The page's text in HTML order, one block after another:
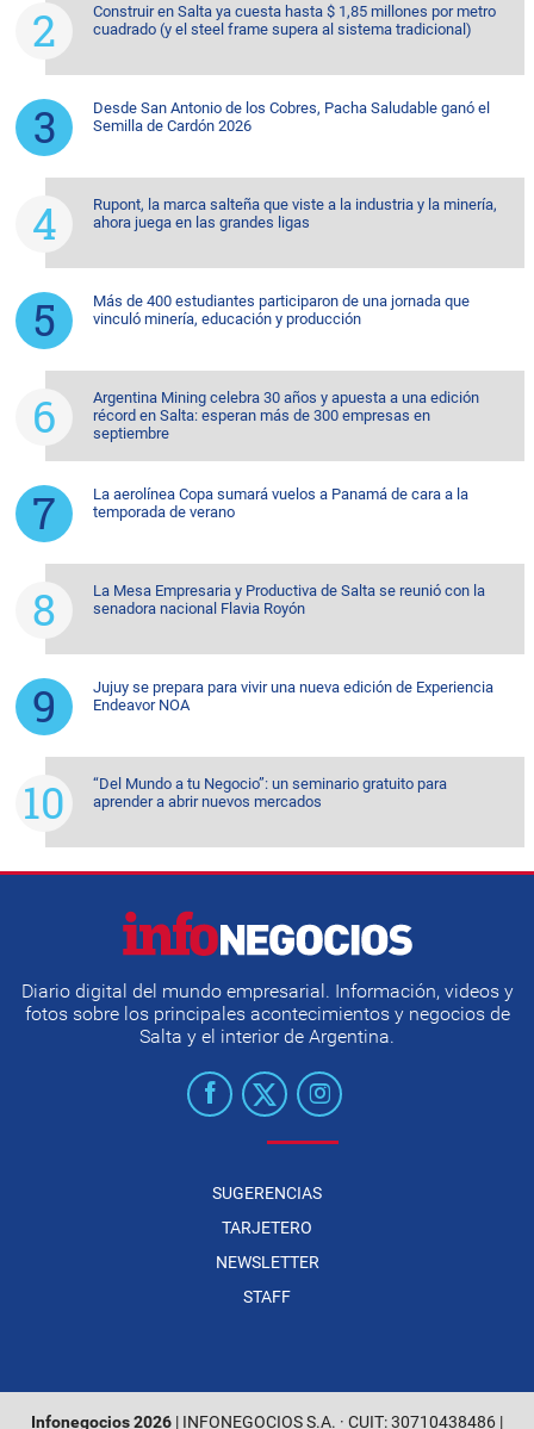
Construir en Salta ya cuesta hasta $ 1,85 millones por metro
cuadrado (y el steel frame supera al sistema tradicional)
Desde San Antonio de los Cobres, Pacha Saludable ganó el
Semilla de Cardón 2026
Rupont, la marca salteña que viste a la industria y la minería,
ahora juega en las grandes ligas
Más de 400 estudiantes participaron de una jornada que
vinculó minería, educación y producción
Argentina Mining celebra 30 años y apuesta a una edición
récord en Salta: esperan más de 300 empresas en
septiembre
La aerolínea Copa sumará vuelos a Panamá de cara a la
temporada de verano
La Mesa Empresaria y Productiva de Salta se reunió con la
senadora nacional Flavia Royón
Jujuy se prepara para vivir una nueva edición de Experiencia
Endeavor NOA
“Del Mundo a tu Negocio”: un seminario gratuito para
aprender a abrir nuevos mercados
Diario digital del mundo empresarial. Información, videos y
fotos sobre los principales acontecimientos y negocios de
Salta y el interior de Argentina.
SUGERENCIAS
TARJETERO
NEWSLETTER
STAFF
Infonegocios 2026 | INFONEGOCIOS S.A. · CUIT: 30710438486 |